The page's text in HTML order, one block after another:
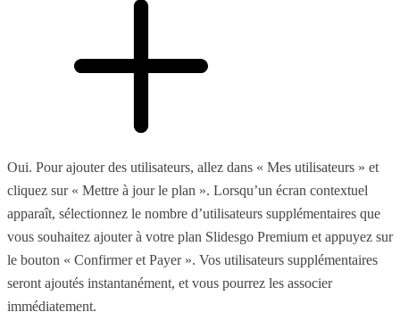
Oui. Pour ajouter des utilisateurs, allez dans « Mes utilisateurs » et
cliquez sur « Mettre à jour le plan ». Lorsqu’un écran contextuel
apparaît, sélectionnez le nombre d’utilisateurs supplémentaires que
vous souhaitez ajouter à votre plan Slidesgo Premium et appuyez sur
le bouton « Confirmer et Payer ». Vos utilisateurs supplémentaires
seront ajoutés instantanément, et vous pourrez les associer
immédiatement.